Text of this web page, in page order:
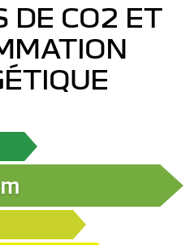
DE CO2 ET